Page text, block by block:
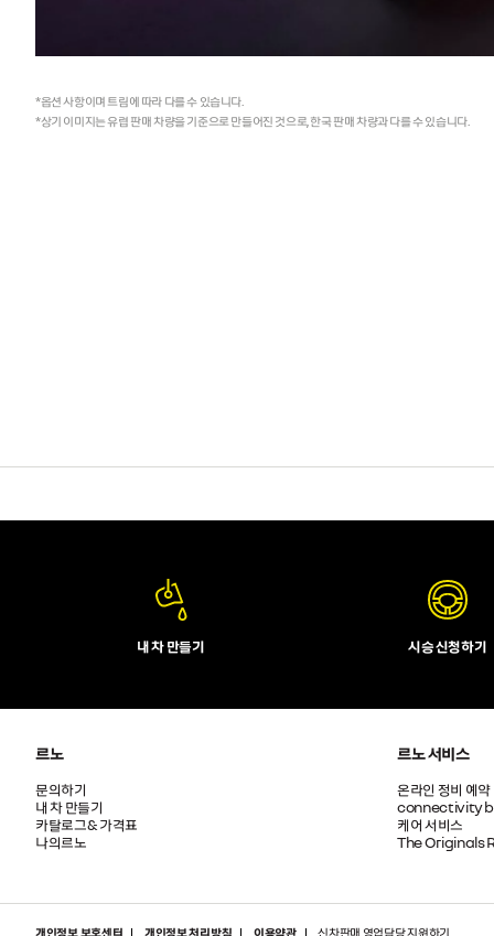
*옵션 사항이며 트림에 따라 다를 수 있습니다.
*상기 이미지는 유럽 판매 차량을 기준으로 만들어진 것으로, 한국 판매 차량과 다를 수 있습니다.
내 차 만들기 시승 신청하기
르노
문의하기
내 차 만들기
카탈로그& 가격표
나의르노
르노 서비스
온라인 정비 예약
connectivity
케어 서비스
The Originals
개인정보 보호센터 개인정보 처리방침 이용약관 신차판매 영업담당 지원하기